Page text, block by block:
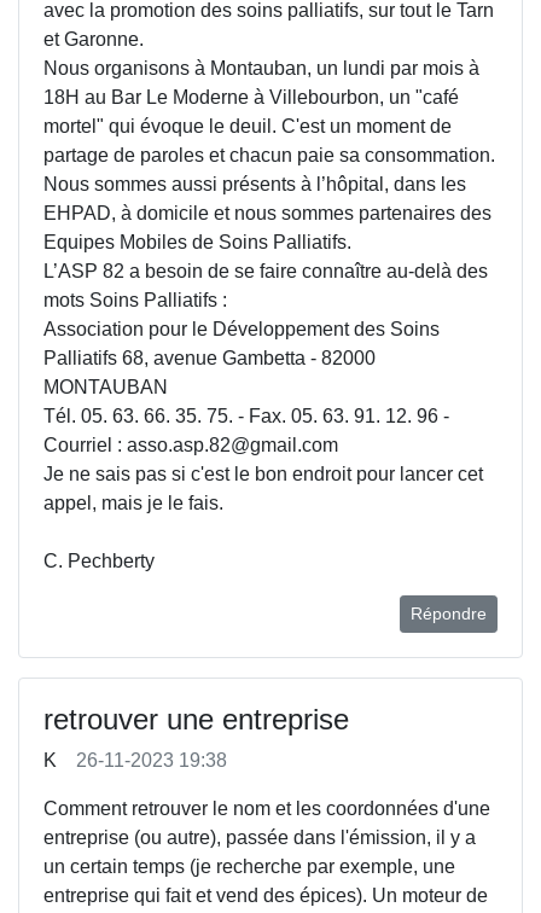
avec la promotion des soins palliatifs, sur tout le Tarn
et Garonne.
Nous organisons à Montauban, un lundi par mois à
18H au Bar Le Moderne à Villebourbon, un "café
mortel" qui évoque le deuil. C'est un moment de
partage de paroles et chacun paie sa consommation.
Nous sommes aussi présents à l’hôpital, dans les
EHPAD, à domicile et nous sommes partenaires des
Equipes Mobiles de Soins Palliatifs.
L’ASP 82 a besoin de se faire connaître au-delà des
mots Soins Palliatifs :
Association pour le Développement des Soins
Palliatifs 68, avenue Gambetta - 82000
MONTAUBAN
Tél. 05. 63. 66. 35. 75. - Fax. 05. 63. 91. 12. 96 -
Courriel : asso.asp.82@gmail.com
Je ne sais pas si c'est le bon endroit pour lancer cet
appel, mais je le fais.
C. Pechberty
Répondre
retrouver une entreprise
K 26-11-2023 19:38
Comment retrouver le nom et les coordonnées d'une
entreprise (ou autre), passée dans l'émission, il y a
un certain temps (je recherche par exemple, une
entreprise qui fait et vend des épices). Un moteur de